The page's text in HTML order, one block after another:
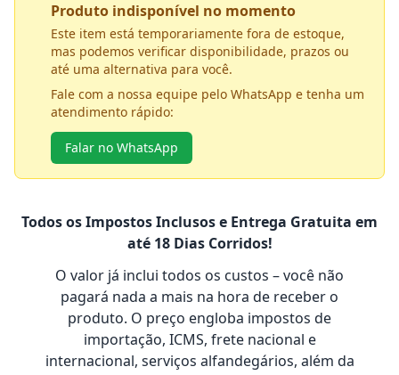
Produto indisponível no momento
Este item está temporariamente fora de estoque,
mas podemos verificar disponibilidade, prazos ou
até uma alternativa para você.
Fale com a nossa equipe pelo WhatsApp e tenha um
atendimento rápido:
Falar no WhatsApp
Todos os Impostos Inclusos e Entrega Gratuita em
até 18 Dias Corridos!
O valor já inclui todos os custos – você não
pagará nada a mais na hora de receber o
produto. O preço engloba impostos de
importação, ICMS, frete nacional e
internacional, serviços alfandegários, além da